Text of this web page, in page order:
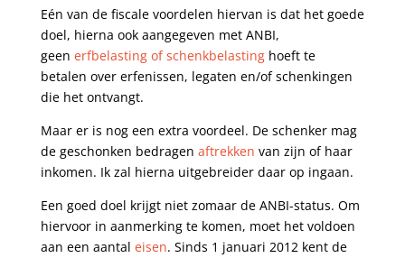
Eén van de fiscale voordelen hiervan is dat het goede
doel, hierna ook aangegeven met ANBI,
geen erfbelasting of schenkbelastinghoeft te
betalen over erfenissen, legaten en/of schenkingen
die het ontvangt.
Maar er is nog een extra voordeel. De schenker mag
de geschonken bedragen aftrekken van zijn of haar
inkomen. Ik zal hierna uitgebreider daar op ingaan.
Een goed doel krijgt niet zomaar de ANBI-status. Om
hiervoor in aanmerking te komen, moet het voldoen
aan een aantal eisen. Sinds 1 januari 2012 kent de